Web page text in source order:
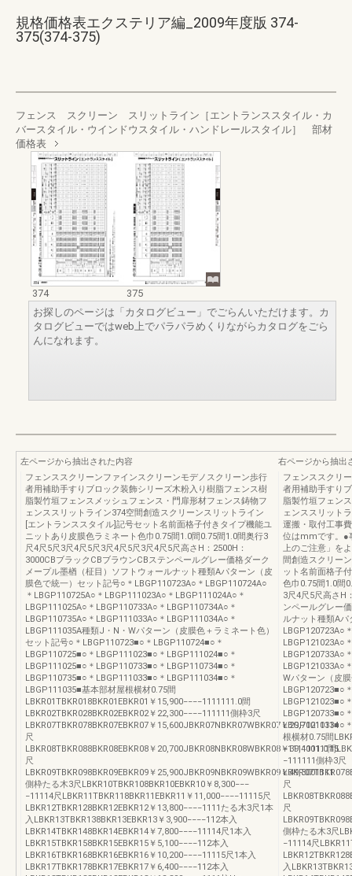
規格価格表エクステリア編_2009年度版 374-
375(374-375)
フェンス スクリーン スリットライン［エントランススタイル・カ
バースタイル・ウインドウスタイル・ハンドレールスタイル］ 部材
価格表
374
375
お探しのページは「カタログビュー」でごらんいただけます。カ
タログビューではweb上でパラパラめくりながらカタログをごら
んになれます。
左ページから抽出された内容
フェンススクリーンファインスクリーンモデノスクリーン歩行
者用補助手すりブロック装飾シリーズ木粉入り樹脂フェンス樹
脂製竹垣フェンスメッシュフェンス・門扉形材フェンス鋳物フ
ェンススリットライン374空間創造スクリーンスリットライン
[エントランススタイル]記号セット名前面格子付きタイプ機能ユ
ニットあり皮膜色ラミネート色巾0.75間1.0間0.75間1.0間奥行3
尺4尺5尺3尺4尺5尺3尺4尺5尺3尺4尺5尺高さH：2500H：
3000CBブラックCBブラウンCBステンペールグレー価格ダーク
メープル墨楢（柾目）ソフトウォールナット種類Aパターン（皮
膜色で統一）セット記号○＊LBGP110723A○＊LBGP110724A○
＊LBGP110725A○＊LBGP111023A○＊LBGP111024A○＊
LBGP111025A○＊LBGP110733A○＊LBGP110734A○＊
LBGP110735A○＊LBGP111033A○＊LBGP111034A○＊
LBGP111035A種類J・N・Wパターン（皮膜色＋ラミネート色）
セット記号○＊LBGP110723■○＊LBGP110724■○＊
LBGP110725■○＊LBGP111023■○＊LBGP111024■○＊
LBGP111025■○＊LBGP110733■○＊LBGP110734■○＊
LBGP110735■○＊LBGP111033■○＊LBGP111034■○＊
LBGP111035■基本部材屋根横材0.75間
LBKR01TBKR018BKR01EBKR01￥15,900−−−−1111111.0間
LBKR02TBKR028BKR02EBKR02￥22,300−−−−111111側枠3尺
LBKR07TBKR078BKR07EBKR07￥15,600JBKR07NBKR07WBKR07￥29,70011114
尺
LBKR08TBKR088BKR08EBKR08￥20,700JBKR08NBKR08WBKR08￥39,40011115
尺
LBKR09TBKR098BKR09EBKR09￥25,900JBKR09NBKR09WBKR09￥49,3001111
側枠たる木3尺LBKR10TBKR108BKR10EBKR10￥8,300−−−
−11114尺LBKR11TBKR118BKR11EBKR11￥11,000−−−−11115尺
LBKR12TBKR128BKR12EBKR12￥13,800−−−−1111たる木3尺1本
入LBKR13TBKR138BKR13EBKR13￥3,900−−−−112本入
LBKR14TBKR148BKR14EBKR14￥7,800−−−−11114尺1本入
LBKR15TBKR158BKR15EBKR15￥5,100−−−−112本入
LBKR16TBKR168BKR16EBKR16￥10,200−−−−11115尺1本入
LBKR17TBKR178BKR17EBKR17￥6,400−−−−112本入
右ページから抽出
フェンススクリ
者用補助手すり
脂製竹垣フェン
ェンススリット
運搬・取付工事
位はmmです。●
上のご注意」を
間創造スクリー
ット名前面格子
色巾0.75間1.0間
3尺4尺5尺高さH
ンペールグレー
ルナット種類A
LBGP120723A○
LBGP121023A○
LBGP120733A○
LBGP121033A○
Wパターン（皮
LBGP120723■○
LBGP121023■○
LBGP120733■○
LBGP121033■○
根横材0.75間
−1111111.0間
−111111側枠3尺
尺
尺
側枠たる木3尺
−11114尺
入